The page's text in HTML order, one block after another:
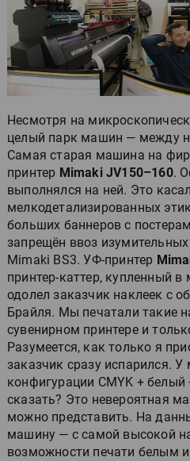
Несмотря на
целый парк машин — между
Самая старая машина на
принтер Mimaki JV150–160.
выполнялся на ней. Это
мелкодетализированных
больших баннеров с
запрещён ввоз
Mimaki BS3. УФ-принтер
принтер-каттер, купленный
одолел заказчик наклеек с
Брайля. Мы печатали такие
сувенирном принтере и
Разумеется, как только я
заказчик сразу испарился.
конфигурации CMYK +
сказать? Это невероятная
можно представить. На
машину — с самой высокой
возможности печати белым